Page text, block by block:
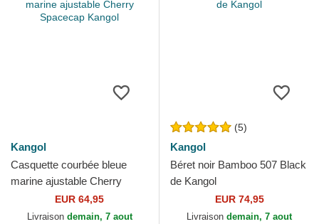
Kangol
Casquette courbée bleue
marine ajustable Cherry
Spacecap Kangol
EUR 64,95
Livraison demain, 7 aout
(5)
Kangol
Béret noir Bamboo 507 Black
de Kangol
EUR 74,95
Livraison demain, 7 aout